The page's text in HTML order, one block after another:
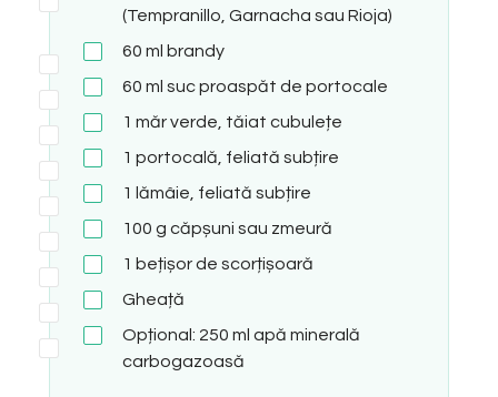
(Tempranillo, Garnacha sau Rioja)
60 ml brandy
60 ml suc proaspăt de portocale
1 măr verde, tăiat cubulețe
1 portocală, feliată subțire
1 lămâie, feliată subțire
100 g căpșuni sau zmeură
1 bețișor de scorțișoară
Gheață
Opțional: 250 ml apă minerală
carbogazoasă